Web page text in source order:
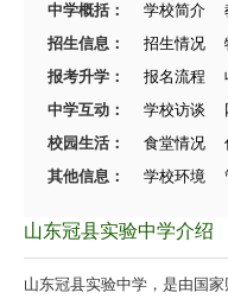
中学概括： 学校简介
招生信息：
招生情况
报考升学：
报名流程
中学互动：
学校访谈
校园生活：
食堂情况
其他信息：
学校环境
山东冠县实验中学介绍
山东冠县实验中学，是由国